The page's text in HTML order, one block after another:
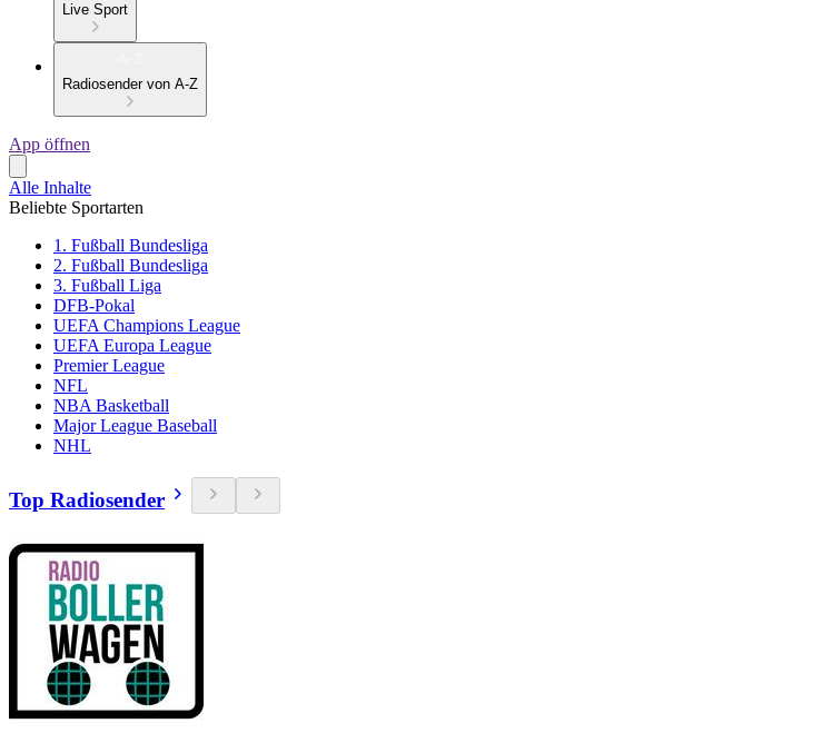
Live Sport
Radiosender von A-Z
App öffnen
Alle Inhalte
Beliebte Sportarten
1. Fußball Bundesliga
2. Fußball Bundesliga
3. Fußball Liga
DFB-Pokal
UEFA Champions League
UEFA Europa League
Premier League
NFL
NBA Basketball
Major League Baseball
NHL
Top Radiosender